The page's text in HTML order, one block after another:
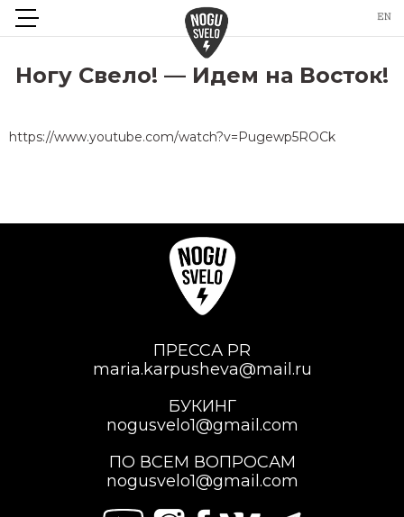
Ногу Свело! — Идем на Восток!
https://www.youtube.com/watch?v=Pugewp5ROCk
ПРЕССА PR
maria.karpusheva@mail.ru
БУКИНГ
nogusvelo1@gmail.com
ПО ВСЕМ ВОПРОСАМ
nogusvelo1@gmail.com